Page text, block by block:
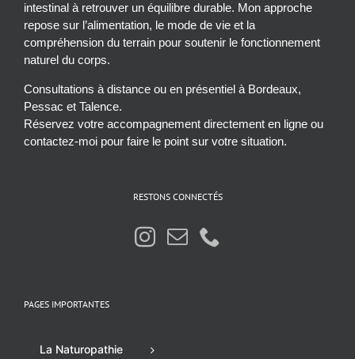
intestinal à retrouver un équilibre durable. Mon approche
repose sur l’alimentation, le mode de vie et la
compréhension du terrain pour soutenir le fonctionnement
naturel du corps.
Consultations à distance ou en présentiel à Bordeaux,
Pessac et Talence.
Réservez votre accompagnement directement en ligne ou
contactez-moi pour faire le point sur votre situation.
RESTONS CONNECTÉS
PAGES IMPORTANTES
La Naturopathie